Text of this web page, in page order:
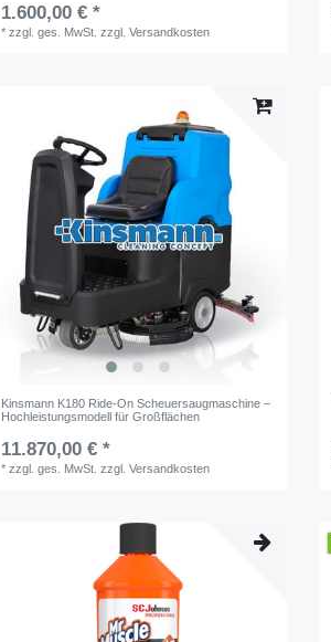
1.600,00 € *
*zzgl. ges. MwSt. zzgl.Versandkosten
Kinsmann K180 Ride-On Scheuersaugmaschine –
Hochleistungsmodell für Großflächen
11.870,00 € *
*zzgl. ges. MwSt. zzgl.Versandkosten